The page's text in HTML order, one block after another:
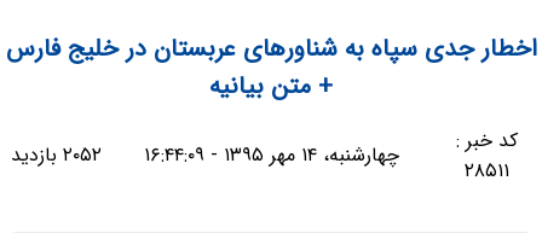
اخطار جدی سپاه به شناورهای عربستان در خلیج فارس
+ متن بیانیه
کد خبر :
۲۸۵۱۱
چهارشنبه، ۱۴ مهر ۱۳۹۵ - ۱۶:۴۴:۰۹ ۲۰۵۲ بازدید